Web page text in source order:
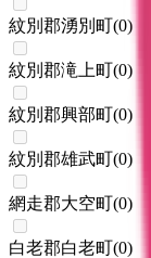
紋別郡湧別町(0)
紋別郡滝上町(0)
紋別郡興部町(0)
紋別郡雄武町(0)
網走郡大空町(0)
白老郡白老町(0)